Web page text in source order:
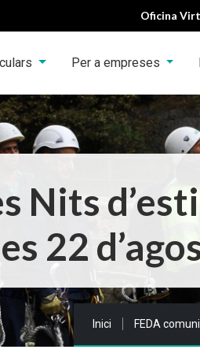
Oficina
Per a empreses
Nits
22
Sou a:
Inici FEDA